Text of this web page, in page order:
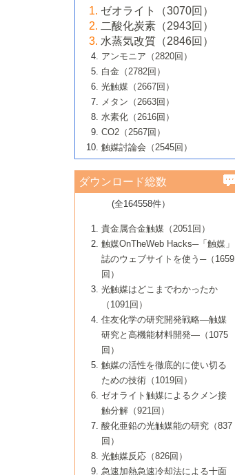
大学：オンライン・対面開催）
6号 メタン転換技術の最新動向
B号 第125回触媒討論会（2020年・工学
院大学）
5号 固体触媒による含窒素有機化合物変
換の最前線
6号 貴金属使用量低減に向けた自動車排
ガス浄化触媒の開発
B号 第123回触媒討論会（2019年・大阪
B号 第121回触媒討論会（2018年・東京
大学）
5号 水素のふるまいを解き明かす最先端
研究
6号 低級アルカンの有効利用のための触
媒技術
B号 第119回触媒討論会（2017年・首都
大学東京）
媒技術
3号 触媒研究の最先端～とびたて若き研究
者たち～（1）
4号 触媒研究の最先端～とびたて若き研究
者たち～（2）
5号 触媒研究の最先端～とびたて若き研究
者たち～（3）
6号 イオニクス材料と燃料電池・電解合成
の最新の研究動向
B号 第117回触媒討論会（2016年・大阪府
立大学）
2号 石油精製用触媒の最近の進展
3号 固体酸化物形燃料電池（SOFC）におけ
るアノード触媒上での燃料直接改質技術
4号 コアシェル構造の制御による触媒機能
5号 工業触媒およびその周辺技術の最近の
進歩
6号 ナノシート
B号 第115回触媒討論会（2015年・成蹊大
2号 光触媒反応機構に関する最新の研究動
向
開発動向
4号 人工光合成に向けた近年のアプローチ
5号 未利用熱エネルギーの有効活用に貢献
する触媒技術
6号 ポリオキソメタレート
B号 第113回触媒討論会（2014年・ロワジ
ールホテル豊橋）
1号 高耐久性燃料電池システム用触媒にお
ける新展開
2号 リビングラジカル重合の最近の動向
3号 天然ガスの化学工業的展開に関する触
媒技術
4号 貴金属触媒の精密構造制御とその活用
5号 バイオマス化成品製造のための固体触
6号 ナノ空間─吸着状態解析から新機能開拓
B号 第111回触媒討論会（2013年・関西大
▼54巻（2012年）
1号 規則性多孔体の利用技術における最近
の進歩
2号 第109回触媒討論会
3号 貴金属低減技術の最新動向
4号 貴金属代替技術の最新動向
5号 光触媒による物質変換反応の新展開
6号 グラフェン
7号 水素を利用する化成品合成の新潮流
▼53巻（2011年）
1号 金属学から見る合金触媒の新展開
2号 第107回触媒討論会
3号 触媒のその場観察法の進歩（１）
4号 触媒のその場観察法の進歩（２）
5号 不活性結合の触媒的活性化による有機
合成
6号 新しい固体酸触媒技術
7号 ゼオライト合成における最近の進歩
▼52巻（2010年）
1号 触媒の劣化対策と長寿命触媒開発
2号 第105回触媒討論会
3号 ナノ構造が拓く新機能
4号 活性サイトおよびその環境の精密な設
計による触媒の高機能化
5号 触媒を有効に使うための技術
7号 有機分子触媒による精密有機合成
8号 高機能化ポリオレフィンに向けた重合
触媒の最近の進展
1号 炭素材料－熱い注目を集める材料－
2号 第103回触媒討論会
3号 環境浄化用光触媒の現状と課題
4号 水素社会の実現に向けた水素製造・貯
蔵技術の進歩
5号 CO2が関わる触媒・材料
7号 持続可能社会実現のための触媒および
触媒関連技術
▼50巻（2008年）
1号 触媒化学と学会のこの10年，半世紀，
そして未来
2号 第101回触媒討論会
4号 錯体を利用したユニークな表面構造の
構築と機能
5号 若手会員による触媒研究の未来展望1：
企業編
6号 第102回触媒討論会
7号 触媒・化学反応における計算化学の進
8号 若手研究者による触媒研究の未来展望
2：大学・研究所編
▼49巻（2007年）
1号 含フッ素化合物の合成と触媒
2号 第99回触媒討論会
3号 実用的ファインケミカル合成プロセス
を実現する触媒
5号 こんな物質，あんな物質―新たな触媒
の可能性―
7号 『結晶の化学』を活かした触媒研究
8号 イオン液体の応用
▼48巻（2006年）
1号 固体酸触媒の最近の進歩
2号 第97回触媒討論会
3号 リビング重合触媒の最近の展開
5号 水素製造・貯蔵のための触媒技術の新
しい展開
6号 第98回触媒討論会
7号 基礎化学品製造の触媒技術
8号 多機能型リアクター
1号 最近の触媒担体とその効果
2号 第95回触媒討論会
4号 水分解用光触媒材料
5号 時間分解分光の進歩と応用
6号 第96回触媒討論会
8号 超臨界流体を用いた化学プロセスの新
▼46巻（2004年）
1号 部分酸化反応触媒の最前線
2号 第93回触媒討論会
3号 特殊エネルギー場の触媒反応
4号 生体内における金属の触媒作用
5号 ファインケミカルズの展開に寄与する
6号 第94回触媒討論会
7号 サブナノレベルでみた新しい表面現象
8号 オレフィン重合触媒の新たな展
▼45巻（2003年）
1号 なぜこの触媒が良いのか？
2号 第91回触媒討論会
3号 最近の自動車排ガス処理技術
4号 触媒研究の現状と将来─第90回触媒討論
5号 基礎化学品製造の触媒技術
6号 第92回触媒討論会
7号 基礎化学品製造の触媒技術
8号 資源の循環と触媒技術
▼44巻（2002年）
1号 高次制御された触媒の化学
2号 第89回触媒討論会
3号 触媒を利用した電気化学の新展開
4号 ナノ材料の調製と機能化
5号 こんな触媒が欲しい
6号 第90回触媒討論会
7号 触媒研究と学術雑誌/情報
8号 若い世代からみた触媒化学の現状と未
▼43巻（2001年）
1号 グリーンケミストリーと触媒
2号 第87回触媒討論会特集号
3号 生体触媒とバイオプロセス
4号 水素製造・利用の触媒化学
5号 触媒研究における新しい切り口：コン
ビナトリアルケミストリー
6号 第88回触媒討論会特集号
7号 企業における触媒研究のブレークスル
8号 この材料を触媒として使ってみません
▼42巻（2000年）
1号 触媒反応工学の明日を拓く
2号 第85回触媒討論会
3号 反応ダイナミクス
5号 触媒のおもしろさをどのように伝える
6号 第86回触媒討論会
7号 水素化精製触媒の新しい展開
8号 新しい反応性と機能性を目指した金属
クラスタ-化学
▼41巻（1999年）
1号 孔、穴、あな?-特異な空間とその利用-
2号 第83回触媒討論会
3号 均一系触媒反応最前線
4号 実用炭素材料の新展開
5号 研究の方法論を考える
7号 機能性金属材料と触媒
8号 触媒研究へのNMRの応用と展望
▼40巻（1998年）
進展と21世紀への提言/創立40周年記念・触
媒学会この10年の歩みとこれから/創立40周
2号 第81回触媒討論会
3号 計算機触媒化学へのさそい
4号 触媒劣化の制御と予測
5号 最新の実用プロセスと触媒
6号 第82回触媒討論会
1号 均一系と不均一系触媒反応-その特徴と
接点
2号 第79回触媒討論会
3号 最新NO除去触媒の実用化研究
4号 新しい反応場を目指した触媒調製
5号 反応・分離技術の新しい展開
6号 第80回触媒討論会
▼38巻（1996年）
1号 触媒の構造と触媒作用/C1化学を中心と
する21世紀への触媒
3号 オリンピックメダル:金・銀・銅はどん
な触媒作用を示すか
4号 触媒作用における機能の複合化
▼37巻（1995年）
1号 ファインケミカルズと固体触媒
2号 第75回触媒討論会
3号 希土類を利用した触媒
4号 触媒とリサイクル
5号 エネルギー変換触媒
▼36巻（1994年）
1号 電気化学と触媒
2号 第73回触媒討論会
3号 C4化学の展開
4号 《通常号》
▼35巻（1993年）
1号 工業触媒開発マニュアル―探索から工
業化まで
2号 第71回触媒討論会
▼34巻（1992年）
1号 インパクトを与えたこの研究
2号 第69回触媒討論会
▼33巻（1991年）
1号 触媒プロセス開発マニュアル―探索か
▼32巻（1990年）
ゼオライト（3070回）
二酸化炭素（2943回）
水蒸気改質（2846回）
アンモニア（2820回）
白金（2782回）
光触媒（2667回）
メタン（2663回）
水素化（2616回）
CO2（2567回）
触媒討論会（2545回）
ダウンロード総数
(全164558件）
貴金属合金触媒（2051回）
触媒OnTheWeb Hacks─「触媒」
誌のウェブサイトを使う─（1659
回）
光触媒はどこまでわかったか
（1091回）
住友化学の研究開発戦略―触媒
研究と高機能材料開発―（1075
回）
触媒の活性を徹底的に使い切る
ための技術（1019回）
ゼオライト触媒によるクメン接
触分解（921回）
酸化亜鉛の光触媒能の研究（837
回）
光触媒反応（826回）
急速加熱急速冷却法による十面